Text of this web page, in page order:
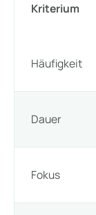
Kriterium
Häufigkeit
Dauer
Fokus